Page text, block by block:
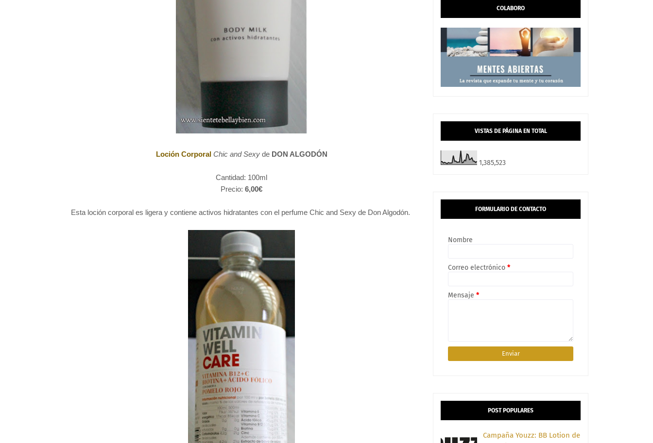
Loción Corporal Chic and Sexyde DON ALGODÓN
Cantidad: 100ml
Precio: 6,00€
Esta loción corporal es ligera y contiene activos hidratantes con el perfume Chic and Sexy de Don Algodón.
COLABORO
VISTAS DE PÁGINA EN TOTAL
1,385,523
FORMULARIO DE CONTACTO
Nombre
Correo electrónico *
Mensaje *
POST POPULARES
Campaña Youzz: BB Lotion de